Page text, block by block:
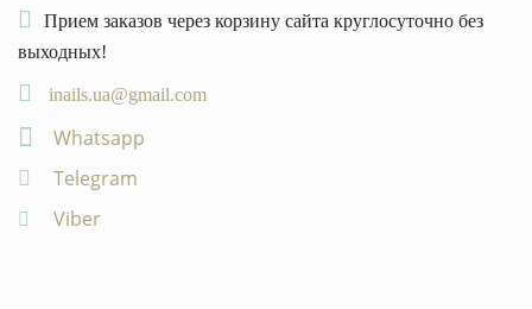
Прием заказов через корзину сайта круглосуточно без
выходных!
inails.ua@gmail.com
Whatsapp
Telegram
Viber